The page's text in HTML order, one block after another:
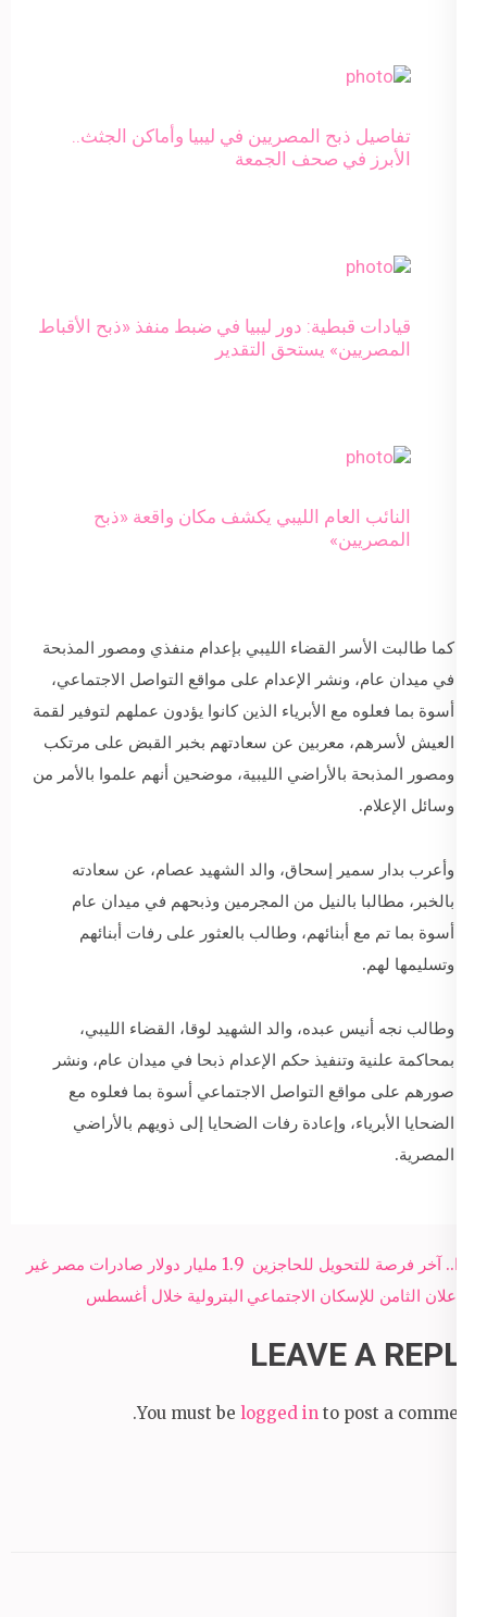
تفاصيل ذبح المصريين في ليبيا وأماكن الجثث..
الأبرز في صحف الجمعة
قيادات قبطية: دور ليبيا في ضبط منفذ «ذبح الأقباط
المصريين» يستحق التقدير
النائب العام الليبي يكشف مكان واقعة «ذبح
المصريين»
كما طالبت الأسر القضاء الليبي بإعدام منفذي ومصور المذبحة
في ميدان عام، ونشر الإعدام على مواقع التواصل الاجتماعي،
أسوة بما فعلوه مع الأبرياء الذين كانوا يؤدون عملهم لتوفير لقمة
العيش لأسرهم، معربين عن سعادتهم بخبر القبض على مرتكب
ومصور المذبحة بالأراضي الليبية، موضحين أنهم علموا بالأمر من
وسائل الإعلام.
وأعرب بدار سمير إسحاق، والد الشهيد عصام، عن سعادته
بالخبر، مطالبا بالنيل من المجرمين وذبحهم في ميدان عام
أسوة بما تم مع أبنائهم، وطالب بالعثور على رفات أبنائهم
وتسليمها لهم.
وطالب نجه أنيس عبده، والد الشهيد لوقا، القضاء الليبي،
بمحاكمة علنية وتنفيذ حكم الإعدام ذبحا في ميدان عام، ونشر
صورهم على مواقع التواصل الاجتماعي أسوة بما فعلوه مع
الضحايا الأبرياء، وإعادة رفات الضحايا إلى ذويهم بالأراضي
المصرية.
Post
navigation
1.9 مليار دولار صادرات مصر غير
البترولية خلال أغسطس
غدًا.. آخر فرصة للتحويل للحاجزين
بالإعلان الثامن للإسكان الاجتماعي
LEAVE A REPLY
You must be logged in to post a comment.